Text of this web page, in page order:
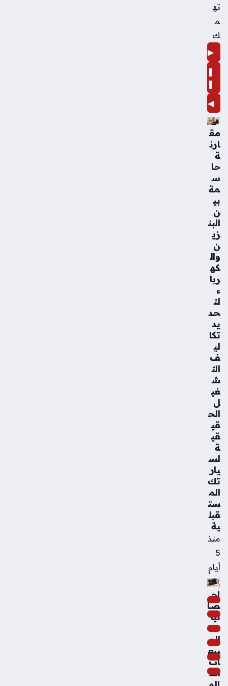
ته
م
ك
▶
❚
❚
◀
مق
ارن
ة
حا
س
مة
بي
ن
البن
زي
ن
وال
كه
ربا
ء
لت
حد
يد
تكا
لي
ف
الت
ش
غي
ل
الح
قي
قي
ة
لس
يار
تك
الم
ست
قبل
ية
منذ
5
أيام
إح
صا
ئيا
ت
الم
بيع
ات
الع